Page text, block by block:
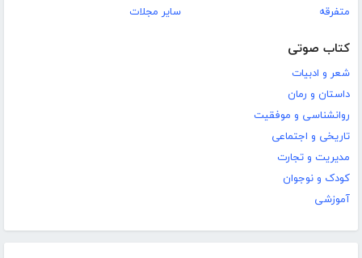
متفرقه
سایر مجلات
کتاب صوتی
شعر و ادبیات
داستان و رمان
روانشناسی و موفقیت
تاریخی و اجتماعی
مدیریت و تجارت
کودک و نوجوان
آموزشی